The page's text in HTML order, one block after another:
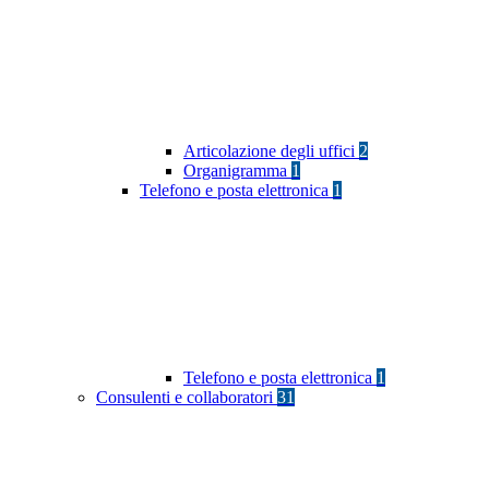
Articolazione degli uffici 2
Organigramma 1
Telefono e posta elettronica 1
Telefono e posta elettronica 1
Consulenti e collaboratori 31